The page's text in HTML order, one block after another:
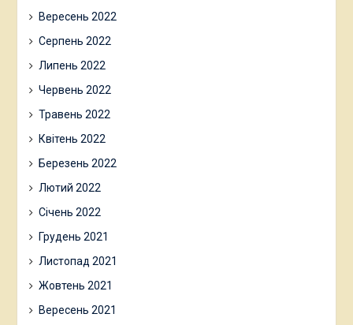
Вересень 2022
Серпень 2022
Липень 2022
Червень 2022
Травень 2022
Квітень 2022
Березень 2022
Лютий 2022
Січень 2022
Грудень 2021
Листопад 2021
Жовтень 2021
Вересень 2021